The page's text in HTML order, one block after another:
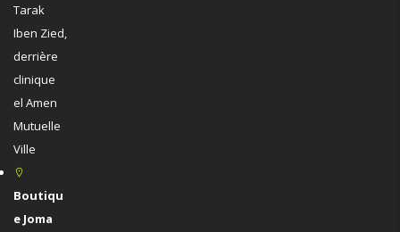
Tarak
Iben Zied,
derrière
clinique
el Amen
Mutuelle
Ville
Boutiqu
e Joma